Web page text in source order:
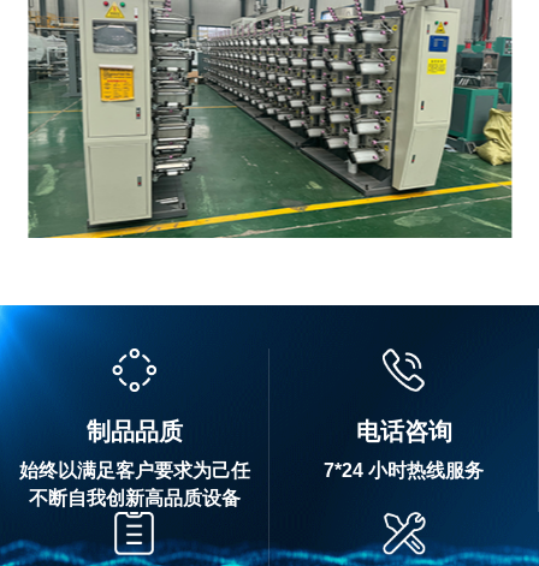
制品品质
始终以满足客户要求为己任
不断自我创新高品质设备
电话咨询
7*24 小时热线服务